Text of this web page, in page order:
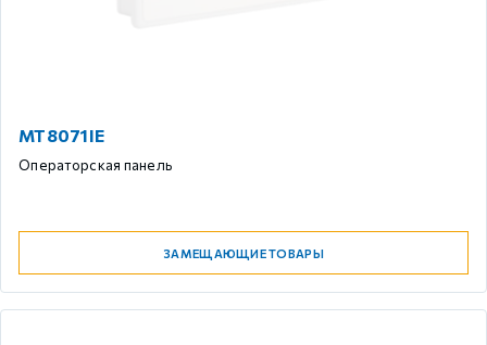
MT8071IE
Операторская панель
ЗАМЕЩАЮЩИЕ ТОВАРЫ